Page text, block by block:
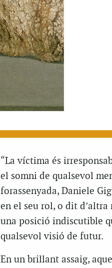
“La víctima és
el somni de qualsevol
forassenyada, Daniele
en el seu rol, o dit d’altra
una posició indiscutible
qualsevol visió de futur.
En un brillant assaig,